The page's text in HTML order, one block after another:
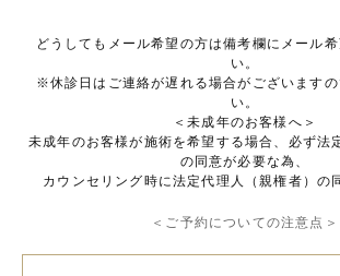
どうしてもメール希望の方は備考欄にメール
い。
※休診日はご連絡が遅れる場合がございますの
い。
＜未成年のお客様へ＞
未成年のお客様が施術を希望する場合、必ず法
の同意が必要な為、
カウンセリング時に法定代理人（親権者）の
＜ご予約についての注意点＞